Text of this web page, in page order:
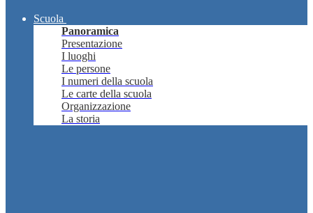
Scuola
Panoramica
Presentazione
I luoghi
Le persone
I numeri della scuola
Le carte della scuola
Organizzazione
La storia